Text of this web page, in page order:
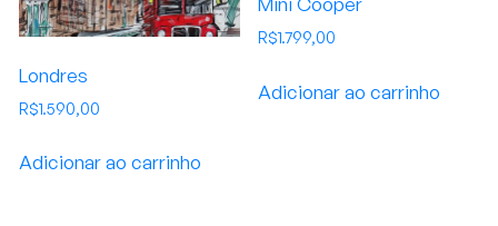
Londres
R$1.590,00
Adicionar ao carrinho
R$1.799,00
Adicionar ao carrinho